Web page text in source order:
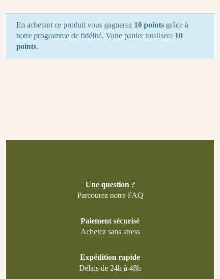
En achetant ce produit vous gagnerez 10 points grâce à
notre programme de fidélité. Votre panier totalisera 10
points.
Une question ?
Parcourez notre FAQ
Paiement sécurisé
Achetez sans stress
Expédition rapide
Délais de 24h à 48h